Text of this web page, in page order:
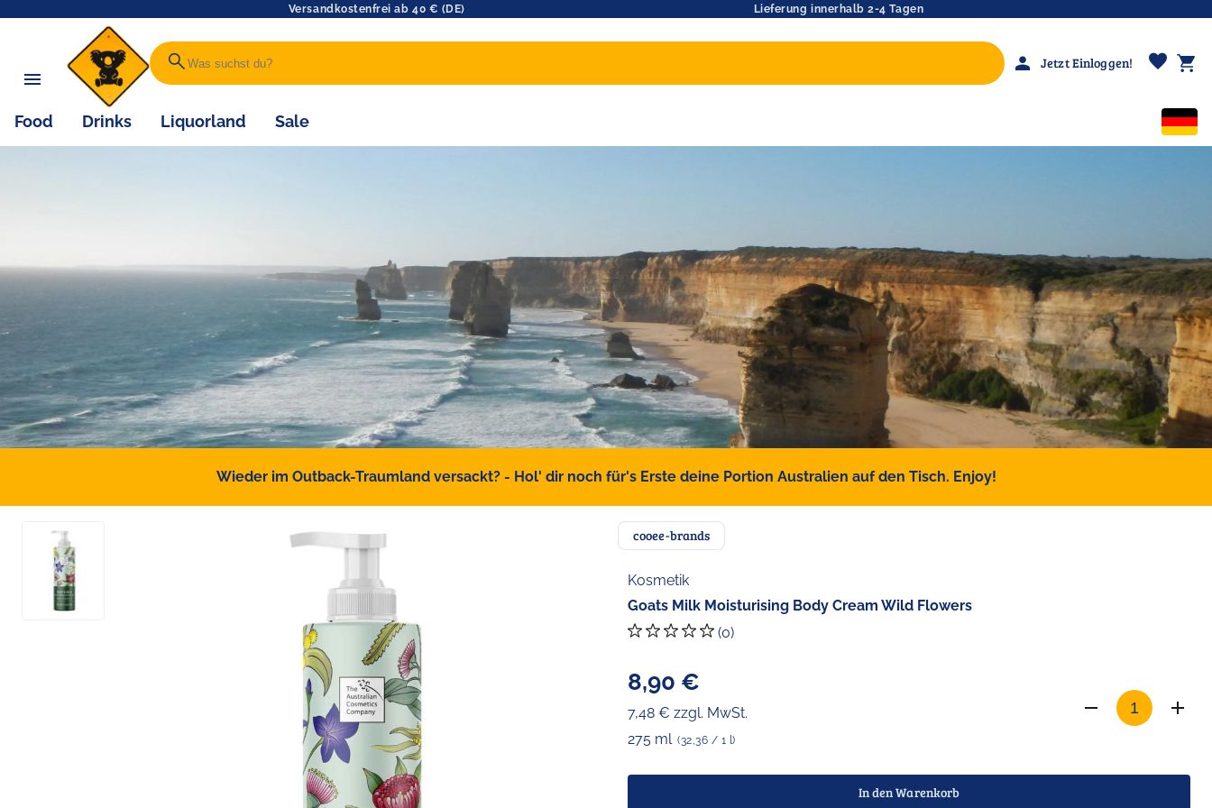
Versandkostenfrei ab 40 € (DE) Lieferung innerhalb 2-4 Tagen
search person Jetzt Einloggen! favorite shopping_cart
Food Drinks Liquorland Sale
Wieder im Outback-Traumland versackt? - Hol' dir noch für's Erste deine Portion Australien auf den Tisch. Enjoy!
cooee-brands
Kosmetik
Goats Milk Moisturising Body Cream Wild Flowers
(0)
8,90 €
7,48 € zzgl. MwSt.
275 ml (32,36 / 1 l)
In den Warenkorb